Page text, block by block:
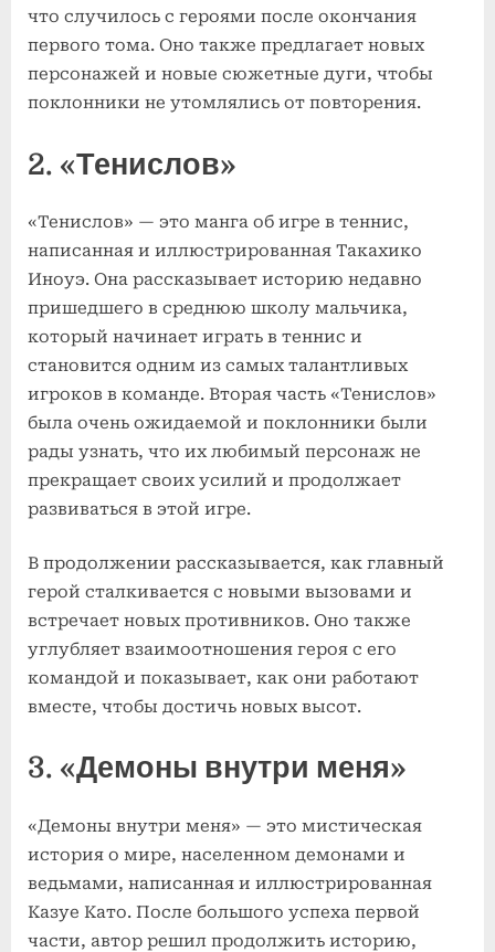
что случилось с героями после окончания
первого тома. Оно также предлагает новых
персонажей и новые сюжетные дуги, чтобы
поклонники не утомлялись от повторения.
2. «Тенислов»
«Тенислов» — это манга об игре в теннис,
написанная и иллюстрированная Такахико
Иноуэ. Она рассказывает историю недавно
пришедшего в среднюю школу мальчика,
который начинает играть в теннис и
становится одним из самых талантливых
игроков в команде. Вторая часть «Тенислов»
была очень ожидаемой и поклонники были
рады узнать, что их любимый персонаж не
прекращает своих усилий и продолжает
развиваться в этой игре.
В продолжении рассказывается, как главный
герой сталкивается с новыми вызовами и
встречает новых противников. Оно также
углубляет взаимоотношения героя с его
командой и показывает, как они работают
вместе, чтобы достичь новых высот.
3. «Демоны внутри меня»
«Демоны внутри меня» — это мистическая
история о мире, населенном демонами и
ведьмами, написанная и иллюстрированная
Казуе Като. После большого успеха первой
части, автор решил продолжить историю,